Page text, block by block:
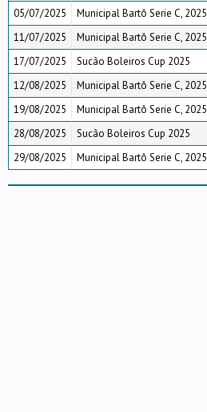
05/07/2025
Municipal Bartô Serie C, 2025
11/07/2025
Municipal Bartô Serie C, 2025
17/07/2025
Sucão Boleiros Cup 2025
12/08/2025
Municipal Bartô Serie C, 2025
19/08/2025
Municipal Bartô Serie C, 2025
28/08/2025
Sucão Boleiros Cup 2025
29/08/2025
Municipal Bartô Serie C, 2025